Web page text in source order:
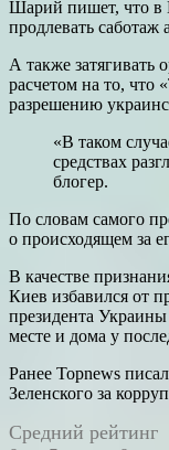
Шарий пишет, что в
продлевать
А также затягивать
расчетом на то, что
разрешению
«В таком
средствах
блогер.
По словам самого
о происходящем за
В качестве
Киев избавился от
президента
месте и дома у
Ранее Topnews
Зеленского за
Средний рейтинг